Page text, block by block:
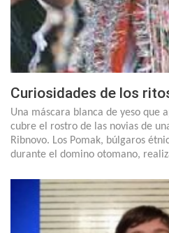
Curiosidades de los
Una máscara blanca de yeso que
cubre el rostro de las novias de
Ribnovo. Los Pomak, búlgaros
durante el domino otomano,